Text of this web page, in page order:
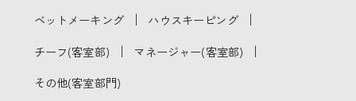
ベットメーキング ｜ ハウスキーピング ｜
チーフ(客室部) ｜ マネージャー(客室部) ｜
その他(客室部門)